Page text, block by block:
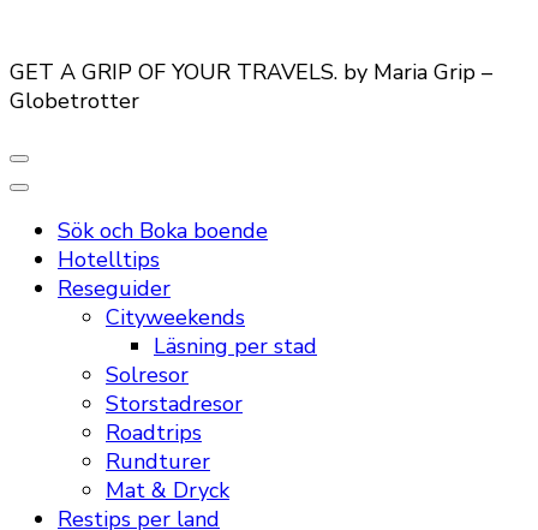
GET A GRIP OF YOUR TRAVELS. by Maria Grip –
Globetrotter
Sök och Boka boende
Hotelltips
Reseguider
Cityweekends
Läsning per stad
Solresor
Storstadresor
Roadtrips
Rundturer
Mat & Dryck
Restips per land